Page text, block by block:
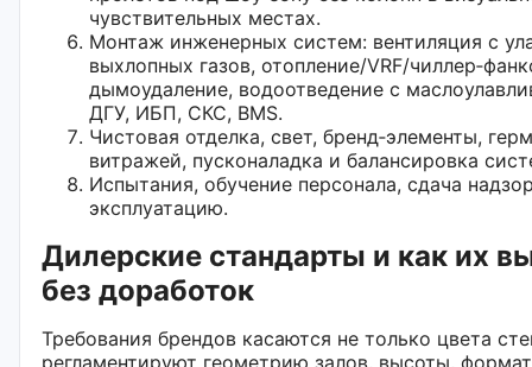
чувствительных местах.
Монтаж инженерных систем: вентиляция с
выхлопных газов, отопление/VRF/
дымоудаление, водоотведение с
ДГУ, ИБП, СКС, BMS.
Чистовая отделка, свет, бренд‑элементы,
витражей, пусконаладка и балансировка
Испытания, обучение персонала, сдача
эксплуатацию.
Дилерские стандарты и как их
без доработок
Требования брендов касаются не только цвета
регламентируют геометрию залов, высоты,